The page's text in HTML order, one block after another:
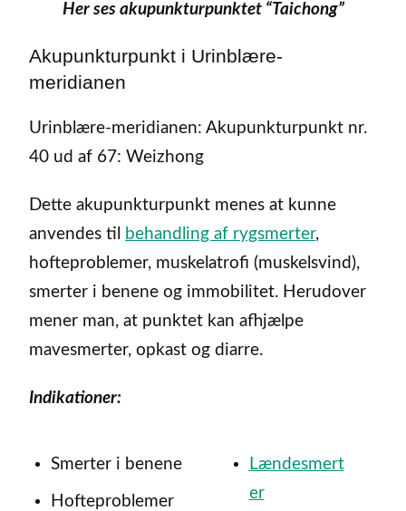
Her ses akupunkturpunktet “Taichong”
Akupunkturpunkt i Urinblære-
meridianen
Urinblære-meridianen: Akupunkturpunkt nr.
40 ud af 67: Weizhong
Dette akupunkturpunkt menes at kunne
anvendes til
behandling af rygsmerter,
hofteproblemer, muskelatrofi (muskelsvind),
smerter i benene og immobilitet. Herudover
mener man, at punktet kan afhjælpe
mavesmerter, opkast og diarre.
Indikationer:
Smerter i benene
Hofteproblemer
Lændesmert
er